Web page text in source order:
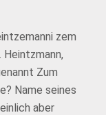
zem
Heintzmann,
Zum
Name seines
aber